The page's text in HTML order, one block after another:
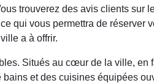
trouverez des avis clients sur
qui vous permettra de réserver
a à offrir.
Situés au cœur de la ville,
et des cuisines équipées